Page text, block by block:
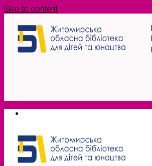
Skip to content